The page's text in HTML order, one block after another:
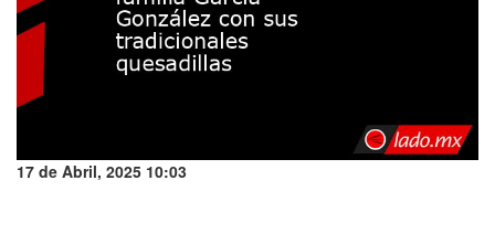
17 de Abril, 2025 10:03